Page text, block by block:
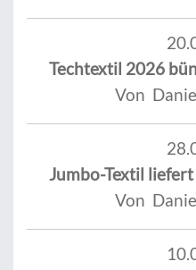
Techtextil 2026
Von
Jumbo-Textil
Von